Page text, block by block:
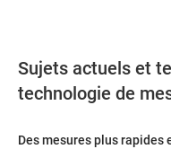
Sujets actuels et
technologie de
Des mesures plus